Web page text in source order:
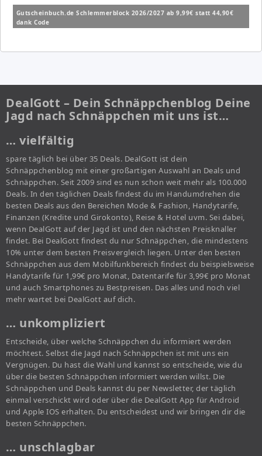
Gutscheinbuch.de Schlemmerblock 2026/2027 ab 9,99€ statt 44,90€
dank Code
DealGott – Dein Schnäppchenblog Deine
Jagd nach Schnäppchen mit uns ist…
… vielfältig
spare täglich bei über 35 Deals. DealGott ist dein
Schnäppchenblog mit einer großartigen Auswahl an Deals und
Schnäppchen. Seit 2009 sind es nun schon weit mehr als 100.000
Deals. In den täglichen Deals findest du im Handumdrehen die
besten Deals aus den Bereichen Mode & Fashion, Handytarife,
Finanzen (Kredite und Girokonto), Reise & Hotel uvm. Sei dabei,
wenn DealGott auf der Jagd ist und den nächsten Preisknaller
findet. Bei DealGott findest du nur Schnäppchen, die mindestens
10% unter dem besten Preisvergleich liegen. Unter den besten
Schnäppchen aus dem Mobilfunkbereich findest du beispielsweise
Handytarife für 1,99€ pro Monat, Datentarife für 3,99€ pro Monat
und auch Smartphones zu Bestpreisen. Das alles und noch viel
mehr wartet bei DealGott auf dich.
… unkompliziert
Entscheide, über welche Schnäppchen du informiert werden
möchtest. Selbst die Jagd nach Schnäppchen ist mit uns ein
Vergnügen. Du hast die Wahl und kannst so entscheide, wie du
über die besten Schnäppchen informiert werden willst. Die
Schnäppchen und Deals kannst du per Newsletter, der täglich
einmal verschickt wird oder über die DealGott App für Android
und Apple IOS erhalten. Du entscheidest und wir bringen dir die
besten Schnäppchen.
… unschlagbar